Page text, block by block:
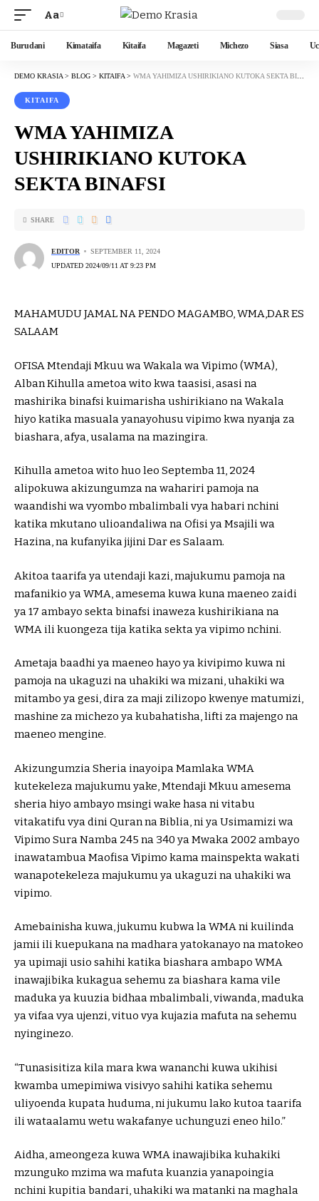
Aa
Burudani Kimataifa Kitaifa Magazeti Michezo Siasa
DEMO KRASIA > BLOG > KITAIFA > WMA YAHIMIZA USHIRIKIANO KUTOKA SEKTA BINAFSI
KITAIFA
WMA YAHIMIZA
USHIRIKIANO KUTOKA
SEKTA BINAFSI
EDITOR
SEPTEMBER 11, 2024
UPDATED 2024/09/11 AT 9:23 PM
SHARE
MAHAMUDU JAMAL NA PENDO MAGAMBO, WMA,DAR ES
SALAAM
OFISA Mtendaji Mkuu wa Wakala wa Vipimo (WMA),
Alban Kihulla ametoa wito kwa taasisi, asasi na
mashirika binafsi kuimarisha ushirikiano na Wakala
hiyo katika masuala yanayohusu vipimo kwa nyanja za
biashara, afya, usalama na mazingira.
Kihulla ametoa wito huo leo Septemba 11, 2024
alipokuwa akizungumza na wahariri pamoja na
waandishi wa vyombo mbalimbali vya habari nchini
katika mkutano ulioandaliwa na Ofisi ya Msajili wa
Hazina, na kufanyika jijini Dar es Salaam.
Akitoa taarifa ya utendaji kazi, majukumu pamoja na
mafanikio ya WMA, amesema kuwa kuna maeneo zaidi
ya 17 ambayo sekta binafsi inaweza kushirikiana na
WMA ili kuongeza tija katika sekta ya vipimo nchini.
Ametaja baadhi ya maeneo hayo ya kivipimo kuwa ni
pamoja na ukaguzi na uhakiki wa mizani, uhakiki wa
mitambo ya gesi, dira za maji zilizopo kwenye matumizi,
mashine za michezo ya kubahatisha, lifti za majengo na
maeneo mengine.
Akizungumzia Sheria inayoipa Mamlaka WMA
kutekeleza majukumu yake, Mtendaji Mkuu amesema
sheria hiyo ambayo msingi wake hasa ni vitabu
vitakatifu vya dini Quran na Biblia, ni ya Usimamizi wa
Vipimo Sura Namba 245 na 340 ya Mwaka 2002 ambayo
inawatambua Maofisa Vipimo kama mainspekta wakati
wanapotekeleza majukumu ya ukaguzi na uhakiki wa
vipimo.
Amebainisha kuwa, jukumu kubwa la WMA ni kuilinda
jamii ili kuepukana na madhara yatokanayo na matokeo
ya upimaji usio sahihi katika biashara ambapo WMA
inawajibika kukagua sehemu za biashara kama vile
maduka ya kuuzia bidhaa mbalimbali, viwanda, maduka
ya vifaa vya ujenzi, vituo vya kujazia mafuta na sehemu
nyinginezo.
“Tunasisitiza kila mara kwa wananchi kuwa ukihisi
kwamba umepimiwa visivyo sahihi katika sehemu
uliyoenda kupata huduma, ni jukumu lako kutoa taarifa
ili wataalamu wetu wakafanye uchunguzi eneo hilo.”
Aidha, ameongeza kuwa WMA inawajibika kuhakiki
mzunguko mzima wa mafuta kuanzia yanapoingia
nchini kupitia bandari, uhakiki wa matanki na maghala